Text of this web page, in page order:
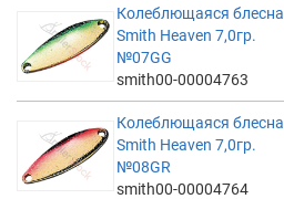
Колеблющаяся блесна
Smith Heaven 7,0гр.
№07GG
smith00-00004763
Колеблющаяся блесна
Smith Heaven 7,0гр.
№08GR
smith00-00004764